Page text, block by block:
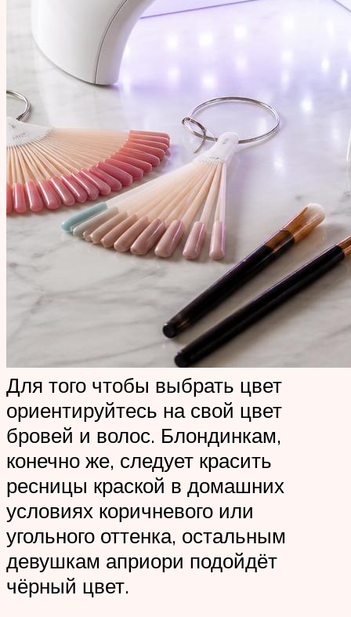
Для того чтобы выбрать цвет
ориентируйтесь на свой цвет
бровей и волос. Блондинкам,
конечно же, следует красить
ресницы краской в домашних
условиях коричневого или
угольного оттенка, остальным
девушкам априори подойдёт
чёрный цвет.